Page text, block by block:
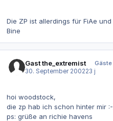
Die ZP ist allerdings für FiAe
Bine
Gast the_extremist
Gäste
30. September 200223 j
hoi woodstock,
die zp hab ich schon hinter mir
ps: grüße an richie havens